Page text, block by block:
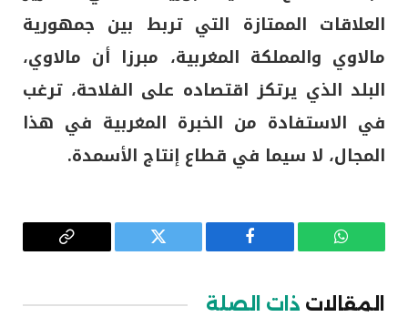
العلاقات الممتازة التي تربط بين جمهورية
مالاوي والمملكة المغربية، مبرزا أن مالاوي،
البلد الذي يرتكز اقتصاده على الفلاحة، ترغب
في الاستفادة من الخبرة المغربية في هذا
المجال، لا سيما في قطاع إنتاج الأسمدة.
واتساب فيسبوك تويتر
Copy
المقالات ذات الصلة